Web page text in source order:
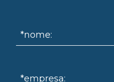
*nome:
*empresa: